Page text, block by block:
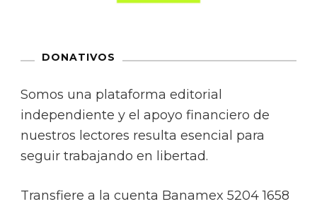
DONATIVOS
Somos una plataforma editorial
independiente y el apoyo financiero de
nuestros lectores resulta esencial para
seguir trabajando en libertad.
Transfiere a la cuenta Banamex 5204 1658